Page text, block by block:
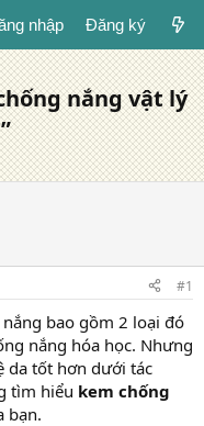
nhập Đăng ký
nắng vật lý
#1
bao gồm 2 loại đó
nắng hóa học. Nhưng
da tốt hơn dưới tác
tìm hiểu kem chống
bạn.